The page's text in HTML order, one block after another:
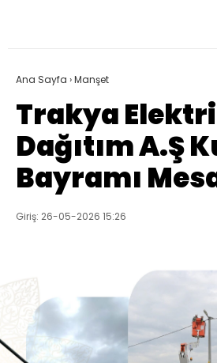
Ana Sayfa ›Manşet
Trakya
Dağıtım A.Ş
Bayramı
Giriş: 26-05-2026 15:26